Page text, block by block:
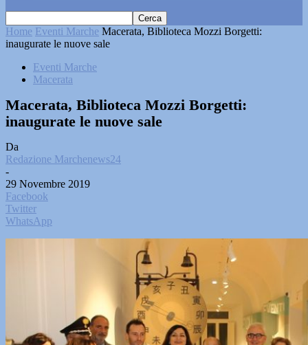
Home Eventi Marche Macerata, Biblioteca Mozzi Borgetti:
inaugurate le nuove sale
Eventi Marche
Macerata
Macerata, Biblioteca Mozzi Borgetti:
inaugurate le nuove sale
Da
Redazione Marchenews24
-
29 Novembre 2019
Facebook
Twitter
WhatsApp